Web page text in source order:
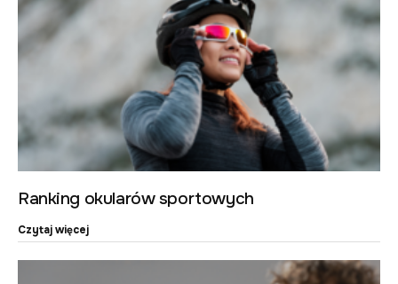
Ranking okularów sportowych
Czytaj więcej